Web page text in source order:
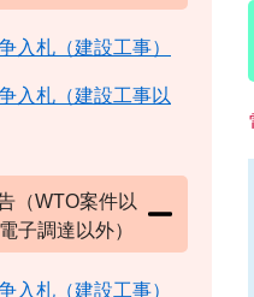
入札（建設工事）
入札（建設工事以
（WTO案件以
子調達以外）
入札（建設工事）